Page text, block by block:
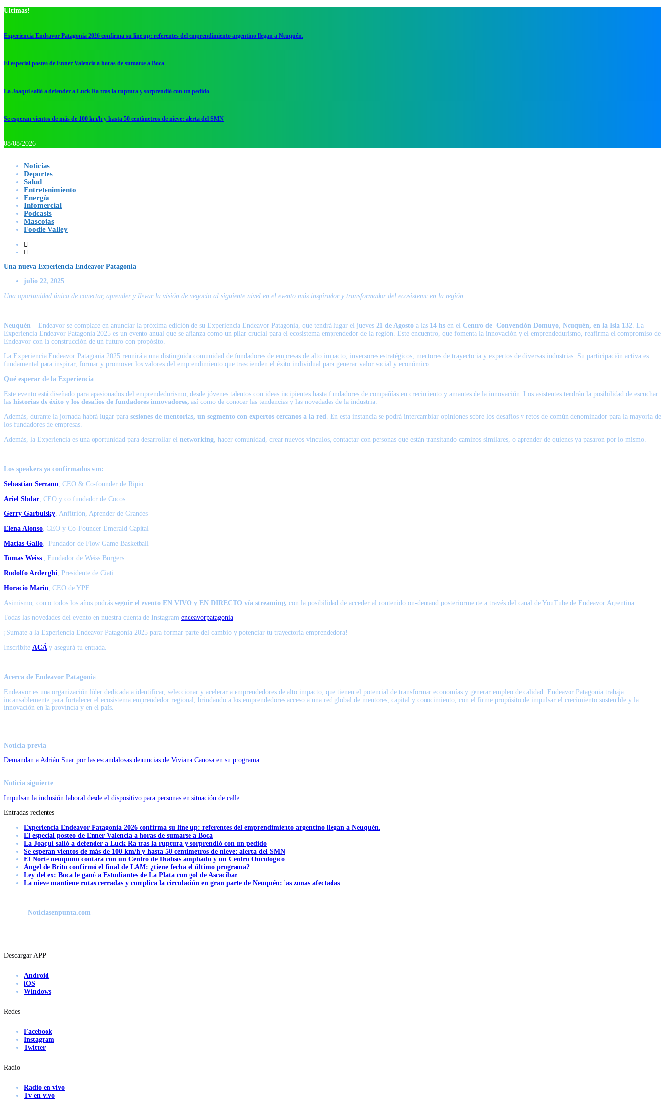
Ultimas!
Experiencia Endeavor Patagonia 2026 confirma su line up: referentes del emprendimiento argentino llegan a Neuquén.
El especial posteo de Enner Valencia a horas de sumarse a Boca
La Joaqui salió a defender a Luck Ra tras la ruptura y sorprendió con un pedido
Se esperan vientos de más de 100 km/h y hasta 50 centímetros de nieve: alerta del SMN
08/08/2026
Noticias
Deportes
Salud
Entretenimiento
Energía
Infomercial
Podcasts
Mascotas
Foodie Valley
Una nueva Experiencia Endeavor Patagonia
julio 22, 2025
Una oportunidad única de conectar, aprender y llevar la visión de negocio al siguiente nivel en el evento más inspirador y transformador del ecosistema en la región.
Neuquén – Endeavor se complace en anunciar la próxima edición de su Experiencia Endeavor Patagonia, que tendrá lugar el jueves 21 de Agosto a las 14 hs en el Centro de Convención Domuyo, Neuquén, en la Isla 132 . La
Experiencia Endeavor Patagonia 2025 es un evento anual que se afianza como un pilar crucial para el ecosistema emprendedor de la región. Este encuentro, que fomenta la innovación y el emprendedurismo, reafirma el compromiso de
Endeavor con la construcción de un futuro con propósito.
La Experiencia Endeavor Patagonia 2025 reunirá a una distinguida comunidad de fundadores de empresas de alto impacto, inversores estratégicos, mentores de trayectoria y expertos de diversas industrias. Su participación activa es
fundamental para inspirar, formar y promover los valores del emprendimiento que trascienden el éxito individual para generar valor social y económico.
Qué esperar de la Experiencia
Este evento está diseñado para apasionados del emprendedurismo, desde jóvenes talentos con ideas incipientes hasta fundadores de compañías en crecimiento y amantes de la innovación. Los asistentes tendrán la posibilidad de escuchar
las historias de éxito y los desafíos de fundadores innovadores, así como de conocer las tendencias y las novedades de la industria.
Además, durante la jornada habrá lugar para sesiones de mentorías, un segmento con expertos cercanos a la red
. En esta instancia se podrá intercambiar opiniones sobre los desafíos y retos de común denominador para la mayoría de
los fundadores de empresas.
Además, la Experiencia es una oportunidad para desarrollar el networking , hacer comunidad, crear nuevos vínculos, contactar con personas que están transitando caminos similares, o aprender de quienes ya pasaron por lo mismo.
Los speakers ya confirmados son:
Sebastian Serrano , CEO & Co-founder de Ripio
Ariel Sbdar , CEO y co fundador de Cocos
Gerry Garbulsky , Anfitrión, Aprender de Grandes
Elena Alonso , CEO y Co-Founder Emerald Capital
Matias Gallo , Fundador de Flow Game Basketball
Tomas Weiss , Fundador de Weiss Burgers
Rodolfo Ardenghi , Presidente de Ciati
Horacio Marin CEO de YPF.
Asimismo, como todos los años podrás seguir el evento EN VIVO y EN DIRECTO vía streaming, con la posibilidad de acceder al contenido on-demand posteriormente a través del canal de YouTube de Endeavor Argentina.
Todas las novedades del evento en nuestra cuenta de Instagram endeavorpatagonia
¡Sumate a la Experiencia Endeavor Patagonia 2025 para formar parte del cambio y potenciar tu trayectoria emprendedora!
Inscribite ACÁ y asegurá tu entrada.
Acerca de Endeavor Patagonia
Endeavor es una organización líder dedicada a identificar, seleccionar y acelerar a emprendedores de alto impacto, que tienen el potencial de transformar economías y generar empleo de calidad. Endeavor Patagonia trabaja
incansablemente para fortalecer el ecosistema emprendedor regional, brindando a los emprendedores acceso a una red global de mentores, capital y conocimiento, con el firme propósito de impulsar el crecimiento sostenible y la
innovación en la provincia y en el país.
Noticia previa
Demandan a Adrián Suar por las escandalosas denuncias de Viviana Canosa en su programa
Noticia siguiente
Impulsan la inclusión laboral desde el dispositivo para personas en situación de calle
Entradas recientes
Experiencia Endeavor Patagonia 2026 confirma su line up: referentes del emprendimiento argentino llegan a Neuquén.
El especial posteo de Enner Valencia a horas de sumarse a Boca
La Joaqui salió a defender a Luck Ra tras la ruptura y sorprendió con un pedido
Se esperan vientos de más de 100 km/h y hasta 50 centímetros de nieve: alerta del SMN
El Norte neuquino contará con un Centro de Diálisis ampliado y un Centro Oncológico
Ángel de Brito confirmó el final de LAM: ¿tiene fecha el último programa?
Ley del ex: Boca le ganó a Estudiantes de La Plata con gol de Ascacibar
La nieve mantiene rutas cerradas y complica la circulación en gran parte de Neuquén: las zonas afectadas
Noticiasenpunta.com
Descargar APP
Android
iOS
Windows
Redes
Facebook
Instagram
Twitter
Radio
Radio en vivo
Tv en vivo